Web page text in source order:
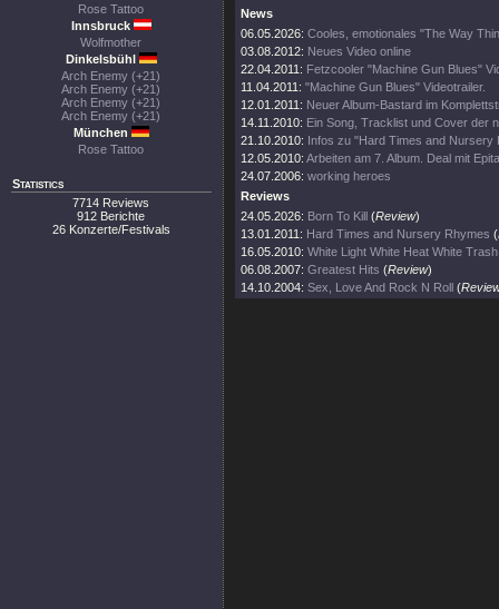
Rose Tattoo
Innsbruck
Wolfmother
Dinkelsbühl
Arch Enemy (+21)
Arch Enemy (+21)
Arch Enemy (+21)
Arch Enemy (+21)
München
Rose Tattoo
Statistics
7714 Reviews
912 Berichte
26 Konzerte/Festivals
News
06.05.2026: Cooles, emotionales "The Way
03.08.2012: Neues Video online
22.04.2011: Fetzcooler "Machine Gun Blues"
11.04.2011: "Machine Gun Blues" Videotrailer.
12.01.2011: Neuer Album-Bastard im
14.11.2010: Ein Song, Tracklist und Cover der
21.10.2010: Infos zu "Hard Times and Nursery
12.05.2010: Arbeiten am 7. Album. Deal mit
24.07.2006: working heroes
Reviews
24.05.2026: Born To Kill (Review)
13.01.2011: Hard Times and Nursery Rhymes (
16.05.2010: White Light White Heat White Trash
06.08.2007: Greatest Hits (Review)
14.10.2004: Sex, Love And Rock N Roll (